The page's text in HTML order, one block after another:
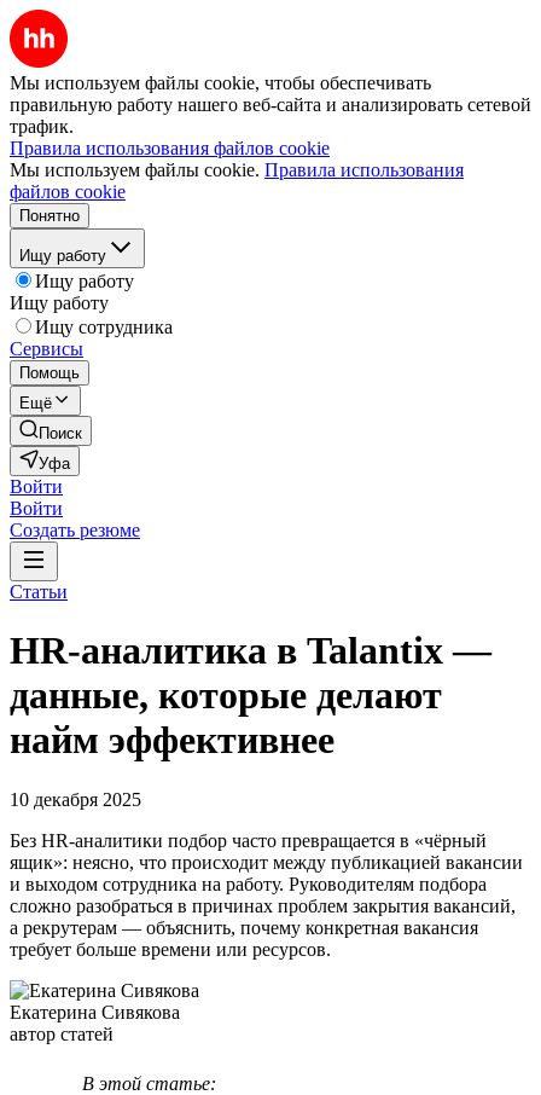
Мы используем файлы cookie, чтобы обеспечивать
правильную работу нашего веб-сайта и анализировать сетевой
трафик.
Правила использования файлов cookie
Мы используем файлы cookie. Правила использования
файлов cookie
Понятно
Ищу работу
Ищу работу
Ищу работу
Ищу сотрудника
Сервисы
Помощь
Ещё
Поиск
Уфа
Войти
Войти
Создать резюме
Статьи
HR-аналитика в Talantix —
данные, которые делают
найм эффективнее
10 декабря 2025
Без HR-аналитики подбор часто превращается в «чёрный
ящик»: неясно, что происходит между публикацией вакансии
и выходом сотрудника на работу. Руководителям подбора
сложно разобраться в причинах проблем закрытия вакансий,
а рекрутерам — объяснить, почему конкретная вакансия
требует больше времени или ресурсов.
Екатерина Сивякова
автор статей
В этой статье: